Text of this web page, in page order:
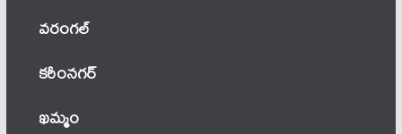
వ‌రంగ‌ల్
కరీంనగర్
ఖ‌మ్మం